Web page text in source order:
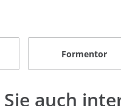
Formentor
auch